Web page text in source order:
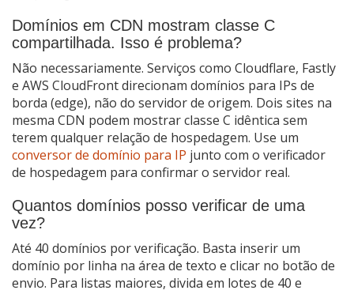
Domínios em CDN mostram classe C
compartilhada. Isso é problema?
Não necessariamente. Serviços como Cloudflare, Fastly
e AWS CloudFront direcionam domínios para IPs de
borda (edge), não do servidor de origem. Dois sites na
mesma CDN podem mostrar classe C idêntica sem
terem qualquer relação de hospedagem. Use um
conversor de domínio para IP junto com o verificador
de hospedagem para confirmar o servidor real.
Quantos domínios posso verificar de uma
vez?
Até 40 domínios por verificação. Basta inserir um
domínio por linha na área de texto e clicar no botão de
envio. Para listas maiores, divida em lotes de 40 e